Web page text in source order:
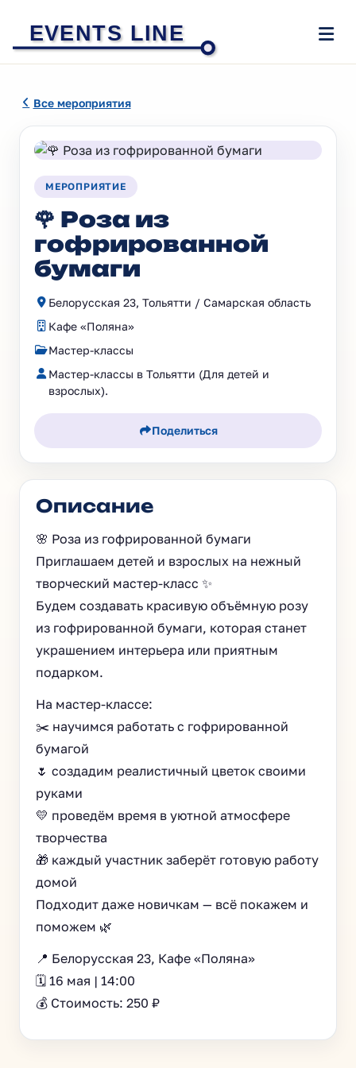
EVENTS LINE
Все мероприятия
МЕРОПРИЯТИЕ
🌹 Роза из
гофрированной
бумаги
Белорусская 23, Тольятти / Самарская область
Кафе «Поляна»
Мастер-классы
Мастер-классы в Тольятти (Для детей и
взрослых).
Поделиться
Описание
🌸 Роза из гофрированной бумаги
Приглашаем детей и взрослых на нежный
творческий мастер-класс ✨
Будем создавать красивую объёмную розу
из гофрированной бумаги, которая станет
украшением интерьера или приятным
подарком.
На мастер-классе:
✂️ научимся работать с гофрированной
бумагой
🌷 создадим реалистичный цветок своими
руками
💛 проведём время в уютной атмосфере
творчества
🎁 каждый участник заберёт готовую работу
домой
Подходит даже новичкам — всё покажем и
поможем 🌿
📍 Белорусская 23, Кафе «Поляна»
🗓 16 мая | 14:00
💰 Стоимость: 250 ₽